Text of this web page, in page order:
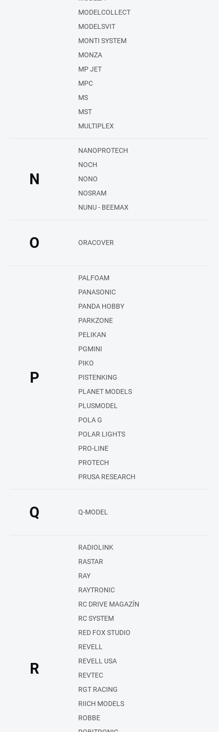
MODELCOLLECT
MODELSVIT
MONTI SYSTEM
MONZA
MP JET
MPC
MS
MST
MULTIPLEX
N
NANOPROTECH
NOCH
NONO
NOSRAM
NUNU - BEEMAX
O ORACOVER
P
PALFOAM
PANASONIC
PANDA HOBBY
PARKZONE
PELIKAN
PGMINI
PIKO
PISTENKING
PLANET MODELS
PLUSMODEL
POLA G
POLAR LIGHTS
PRO-LINE
PROTECH
PRUSA RESEARCH
Q Q-MODEL
R
RADIOLINK
RASTAR
RAY
RAYTRONIC
RC DRIVE MAGAZÍN
RC SYSTEM
RED FOX STUDIO
REVELL
REVELL USA
REVTEC
RGT RACING
RIICH MODELS
ROBBE